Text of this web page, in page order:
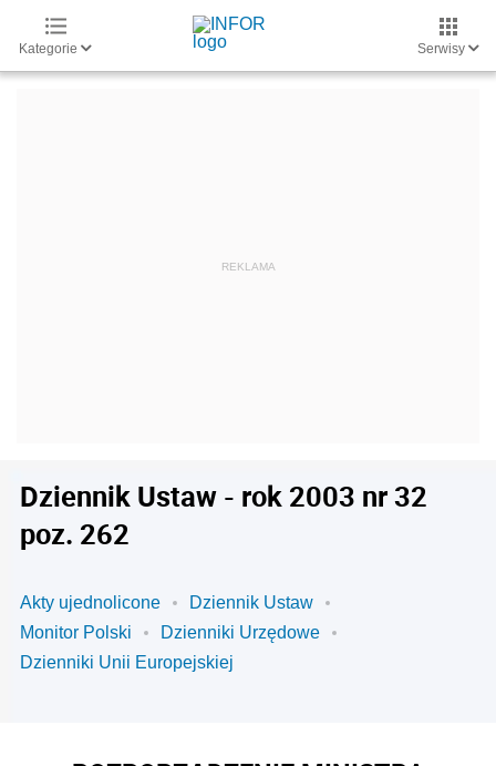
Kategorie Serwisy
Dziennik Ustaw - rok 2003 nr 32
poz. 262
Akty ujednolicone
Dziennik Ustaw
Monitor Polski
Dzienniki Urzędowe
Dzienniki Unii Europejskiej